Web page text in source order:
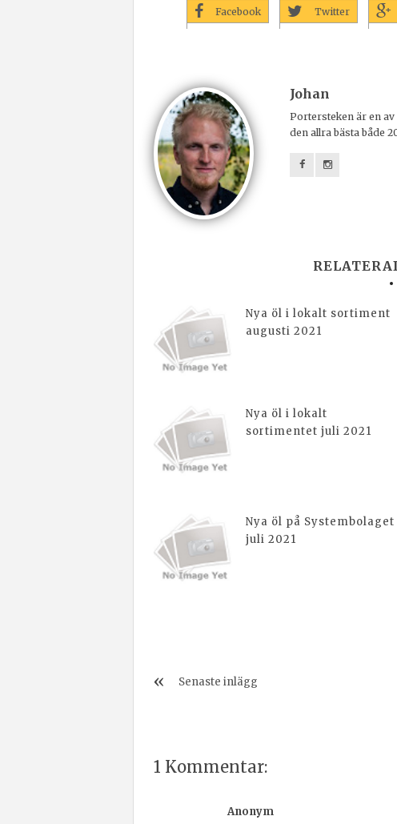
Facebook Twitter
Johan
Portersteken är en
den allra bästa både
Nya öl i lokalt sortiment
augusti 2021
Nya öl i lokalt
sortimentet juli 2021
Nya öl på Systembolaget
juli 2021
Senaste inlägg
1 Kommentar:
Anonym